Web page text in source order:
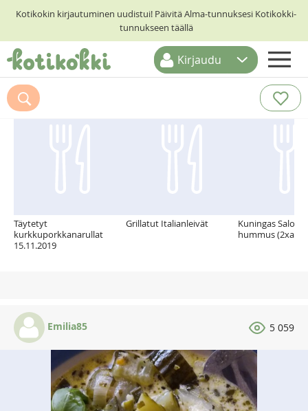
Kotikokin kirjautuminen uudistui! Päivitä Alma-tunnuksesi Kotikokki-
tunnukseen täällä
ETUSIVU
RESEPTIHAKU
Kirjaudu
Suosittelemme myös
Täytetyt
kurkkuporkkanarullat
15.11.2019
Grillatut Italianleivät
Kuningas
hummus
Emilia85 5 059